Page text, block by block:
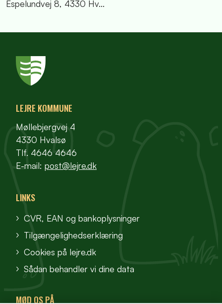
Espelundvej 8, 4330 Hv...
LEJRE KOMMUNE
Møllebjergvej 4
4330 Hvalsø
Tlf. 4646 4646
E-mail: post@lejre.dk
LINKS
CVR, EAN og bankoplysninger
Tilgængelighedserklæring
Cookies på lejre.dk
Sådan behandler vi dine data
MØD OS PÅ